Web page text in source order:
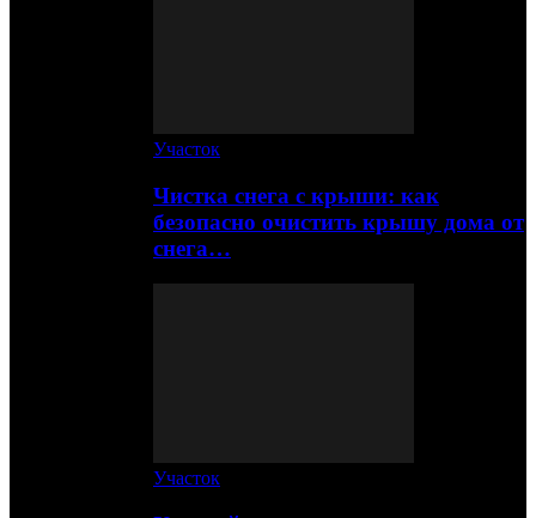
Участок
Чистка снега с крыши: как
безопасно очистить крышу дома от
снега…
Участок